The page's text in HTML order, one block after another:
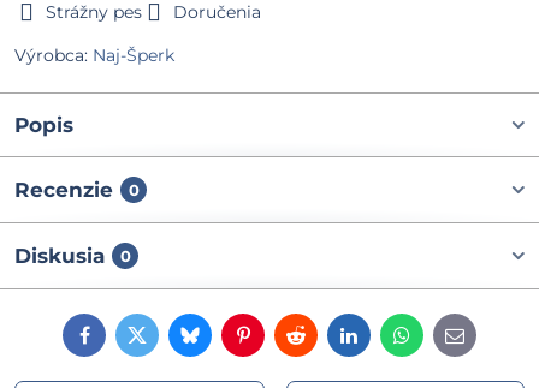
Strážny pes
Doručenia
Výrobca: Naj-Šperk
Popis
Recenzie 0
Diskusia 0
FacebookTwitterBlueskyPinterestRedditLinkedInWhatsApp
E-
mail